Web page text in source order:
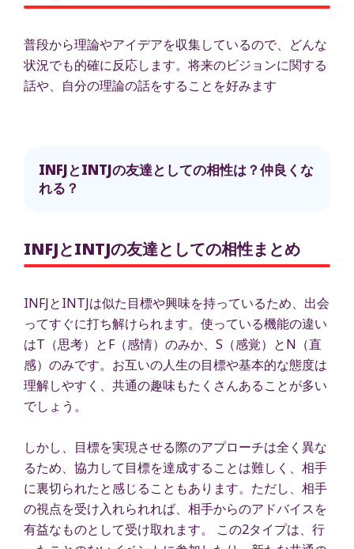
普段から理論やアイデアを収集しているので、どんな
状況でも的確に反応します。将来のビジョンに関する
話や、自分の理論の話をすることを好みます
INFJとINTJの友達としての相性は？仲良くな
れる？
INFJとINTJの友達としての相性まとめ
INFJとINTJは似た目標や興味を持っているため、出会
ってすぐに打ち解けられます。使っている機能の違い
はT（思考）とF（感情）のみか、S（感覚）とN（直
感）のみです。お互いの人生の目標や基本的な態度は
理解しやすく、共通の趣味もたくさんあることが多い
でしょう。
しかし、目標を実現させる際のアプローチは全く異な
るため、協力して目標を達成することは難しく、相手
に裏切られたと感じることもあります。ただし、相手
の視点を受け入れられれば、相手からのアドバイスを
有益なものとして受け取れます。 この2タイプは、行